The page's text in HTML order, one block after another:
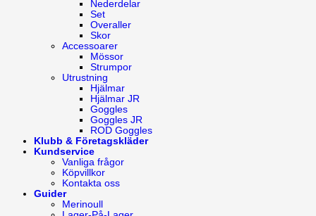
Nederdelar
Set
Overaller
Skor
Accessoarer
Mössor
Strumpor
Utrustning
Hjälmar
Hjälmar JR
Goggles
Goggles JR
ROD Goggles
Klubb & Företagskläder
Kundservice
Vanliga frågor
Köpvillkor
Kontakta oss
Guider
Merinoull